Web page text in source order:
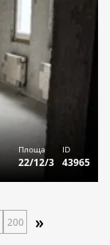
Площа
22/12/3
ID
43965
200 »